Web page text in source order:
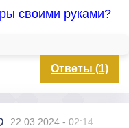
своими руками?
Ответы (1)
22.03.2024 - 02:14